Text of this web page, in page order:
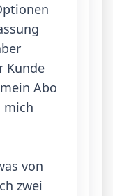
Kunde
Abo
mich
von
zwei